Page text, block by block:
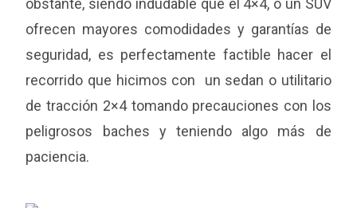
obstante, siendo indudable que el 4×4, o un SUV
ofrecen mayores comodidades y garantías de
seguridad, es perfectamente factible hacer el
recorrido que hicimos con un sedan o utilitario
de tracción 2×4 tomando precauciones con los
peligrosos baches y teniendo algo más de
paciencia.